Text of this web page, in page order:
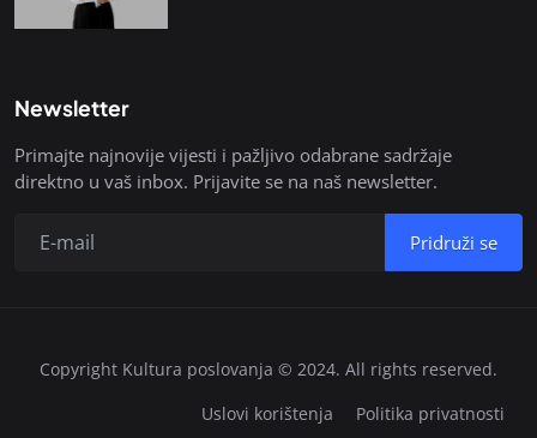
Newsletter
Primajte najnovije vijesti i pažljivo odabrane sadržaje
direktno u vaš inbox. Prijavite se na naš newsletter.
Pridruži se
Copyright Kultura poslovanja © 2024. All rights reserved.
Uslovi korištenja
Politika privatnosti